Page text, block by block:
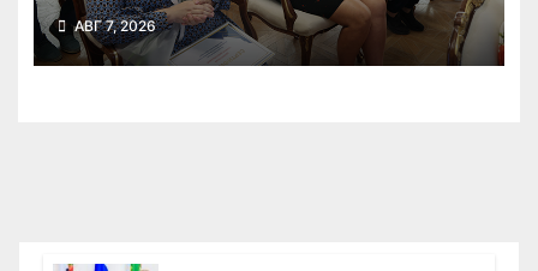
вручены сертификаты на
приобретение автомобилей
АВГ 7, 2026